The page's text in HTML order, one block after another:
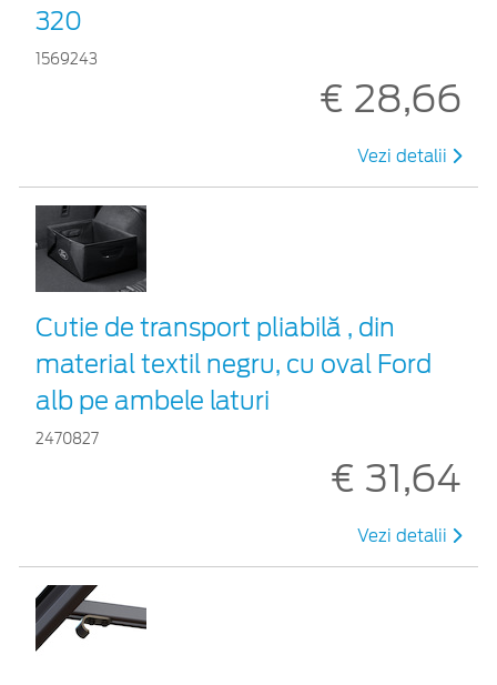
320
1569243
€ 28,66
Vezi detalii
Cutie de transport pliabilă , din
material textil negru, cu oval Ford
alb pe ambele laturi
2470827
€ 31,64
Vezi detalii